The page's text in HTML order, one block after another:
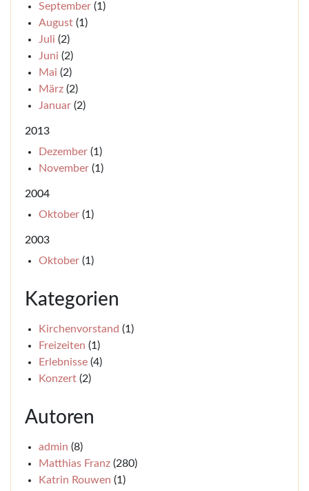
September (1)
August (1)
Juli (2)
Juni (2)
Mai (2)
März (2)
Januar (2)
2013
Dezember (1)
November (1)
2004
Oktober (1)
2003
Oktober (1)
Kategorien
Kirchenvorstand (1)
Freizeiten (1)
Erlebnisse (4)
Konzert (2)
Autoren
admin (8)
Matthias Franz (280)
Katrin Rouwen (1)